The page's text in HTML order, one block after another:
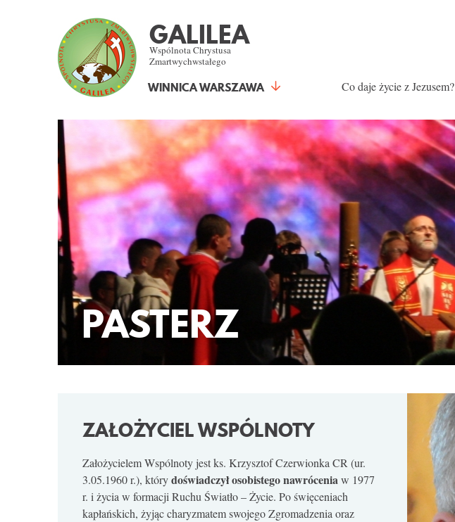
GALILEA
Wspólnota Chrystusa
Zmartwychwstałego
WINNICA WARSZAWA Co daje życie z Jezusem?
PASTERZ
ZAŁOŻYCIEL WSPÓLNOTY
Założycielem Wspólnoty jest ks. Krzysztof Czerwionka CR (ur.
3.05.1960 r.), którydoświadczył osobistego nawróceniaw 1977
r. i życia w formacji Ruchu Światło – Życie. Po święceniach
kapłańskich, żyjąc charyzmatem swojego Zgromadzenia oraz